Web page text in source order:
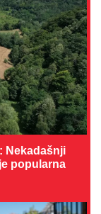
Nekadašnji
popularna